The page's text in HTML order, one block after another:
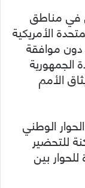
في مناطق
الأمريكية
دون موافقة
الجمهورية
الأمم
الوطني
للتحضير
بين